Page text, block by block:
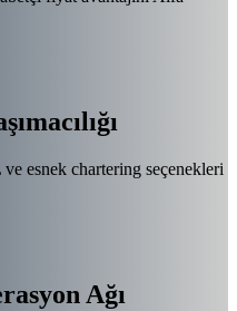
esnek chartering seçenekleri
Ağı